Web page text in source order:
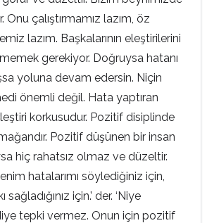
çalıştırmamız lazım, öz
lazım. Başkalarının eleştirilerini
gerekiyor. Doğruysa hatanı
yoluna devam edersin. Niçin
önemli değil. Hata yaptıran
korkusudur. Pozitif disiplinde
Pozitif düşünen bir insan
hiç rahatsız olmaz ve düzeltir.
hatalarımı söylediğiniz için,
için.’ der. ‘Niye
tepki vermez. Onun için pozitif